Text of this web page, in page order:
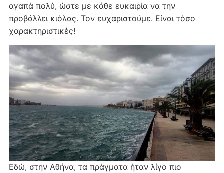
αγαπά πολύ, ώστε με κάθε ευκαιρία να την
προβάλλει κιόλας. Τον ευχαριστούμε. Είναι τόσο
χαρακτηριστικές!
Εδώ, στην Αθήνα, τα πράγματα ήταν λίγο πιο